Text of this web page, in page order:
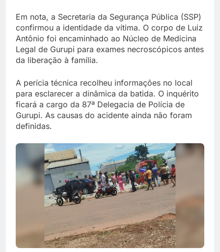
Em nota, a Secretaria da Segurança Pública (SSP)
confirmou a identidade da vítima. O corpo de Luiz
Antônio foi encaminhado ao Núcleo de Medicina
Legal de Gurupi para exames necroscópicos antes
da liberação à família.
A perícia técnica recolheu informações no local
para esclarecer a dinâmica da batida. O inquérito
ficará a cargo da 87ª Delegacia de Polícia de
Gurupi. As causas do acidente ainda não foram
definidas.